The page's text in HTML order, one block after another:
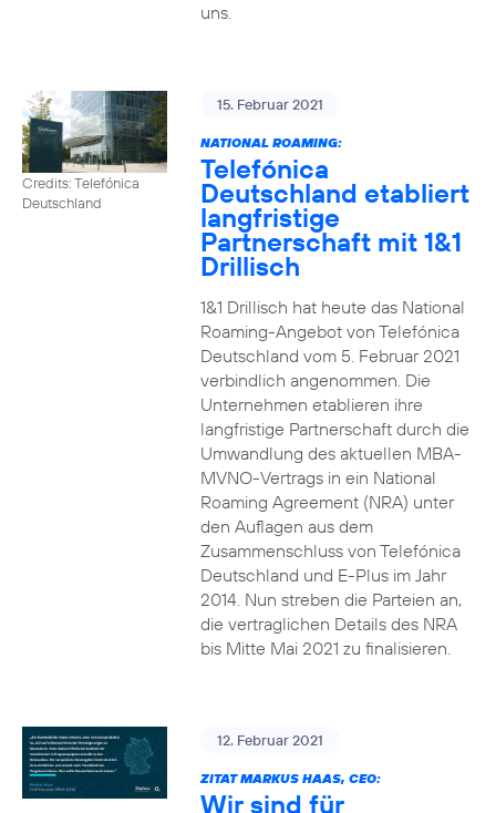
uns.
Credits: Telefónica
Deutschland
15. Februar 2021
NATIONAL ROAMING:
Telefónica
Deutschland etabliert
langfristige
Partnerschaft mit 1&1
Drillisch
1&1 Drillisch hat heute das National
Roaming-Angebot von Telefónica
Deutschland vom 5. Februar 2021
verbindlich angenommen. Die
Unternehmen etablieren ihre
langfristige Partnerschaft durch die
Umwandlung des aktuellen MBA-
MVNO-Vertrags in ein National
Roaming Agreement (NRA) unter
den Auflagen aus dem
Zusammenschluss von Telefónica
Deutschland und E-Plus im Jahr
2014. Nun streben die Parteien an,
die vertraglichen Details des NRA
bis Mitte Mai 2021 zu finalisieren.
12. Februar 2021
ZITAT MARKUS HAAS, CEO:
Wir sind für